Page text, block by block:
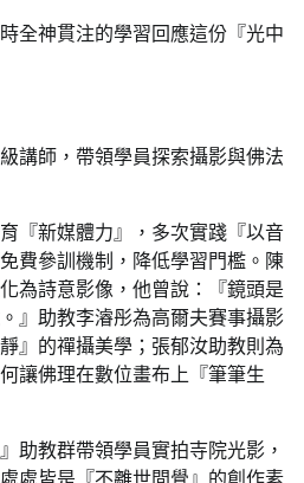
全神貫注的學習回應這份『光中
講師，帶領學員探索攝影與佛法
『新媒體力』，多次實踐『以音
費參訓機制，降低學習門檻。陳
為詩意影像，他曾說：『鏡頭是
』助教李濬彤為高爾夫賽事攝影
』的禪攝美學；張郁汝助教則為
讓佛理在數位畫布上『筆筆生
助教群帶領學員實拍寺院光影，